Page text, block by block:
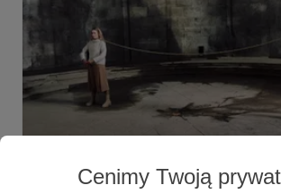
Cenimy Twoją
Nowy teledysk już dostępny!